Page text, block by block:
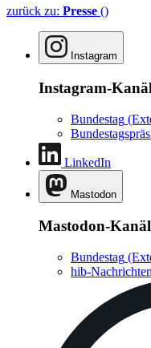
zurück zu: Presse ()
Instagram
Instagram-
Bundestag
LinkedIn
Mastodon
Mastodon-
Bundestag
hib-Nachrichten